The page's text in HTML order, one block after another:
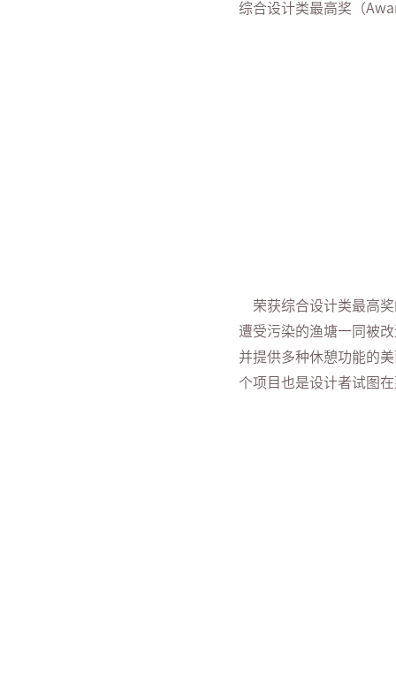
综合设计类最高奖（
荣获综合设计类最高奖
遭受污染的渔塘一同被
并提供多种休憩功能的
个项目也是设计者试图